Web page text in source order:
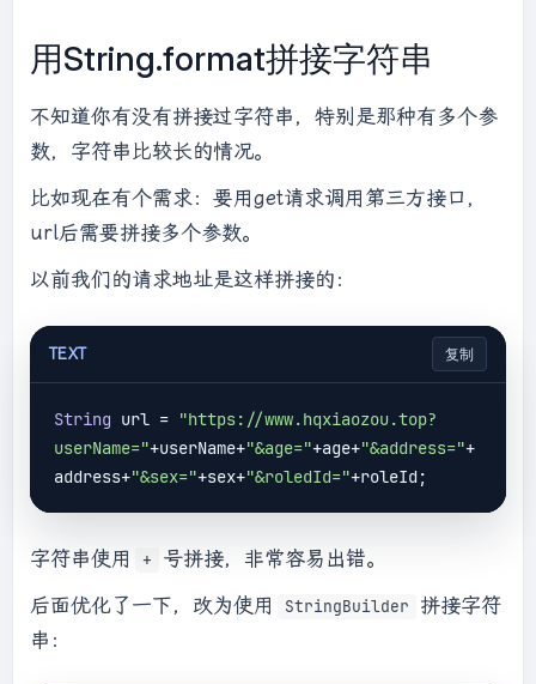
用String.format拼接字符串
不知道你有没有拼接过字符串，特别是那种有多个参
数，字符串比较长的情况。
比如现在有个需求：要用get请求调用第三方接口，
url后需要拼接多个参数。
以前我们的请求地址是这样拼接的：
TEXT 复制
String url = "https://www.hqxiaozou.top?
userName="+userName+"&age="+age+"&address="+
address+"&sex="+sex+"&roledId="
字符串使用 +
号拼接，非常容易出错。
后面优化了一下，改为使用
StringBuilder
拼接字符
串：